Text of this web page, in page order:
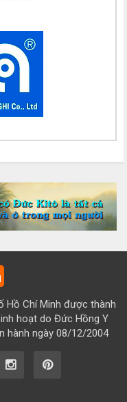
Thị Thuận 15/08
15/08
Công Anh 15/08
Tâm 15/08
Thị Hồng 15/08
Yến 15/08
Hòa 15/08
Tuấn Đông Quân 15/08
Trúc 15/08
Phụng 15/08
Mến Quý 23/08
Hồ Chí Minh được thành
hoạt do Đức Hồng Y
hành ngày 08/12/2004